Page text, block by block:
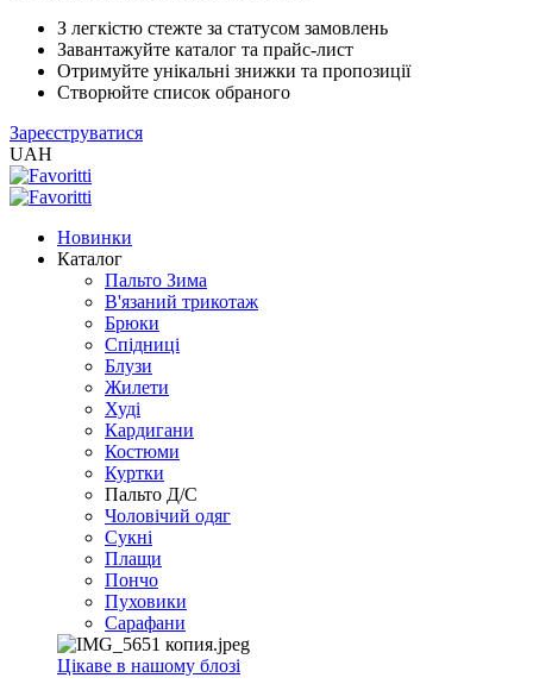
З легкістю стежте за статусом замовлень
Завантажуйте каталог та прайс-лист
Отримуйте унікальні знижки та пропозиції
Створюйте список обраного
Зареєструватися
UAH
Новинки
Каталог
Пальто Зима
В'язаний трикотаж
Брюки
Спідниці
Блузи
Жилети
Худі
Кардигани
Костюми
Куртки
Пальто Д/С
Чоловічий одяг
Сукні
Плащи
Пончо
Пуховики
Сарафани
Цікаве в нашому блозі
(Розн.)
XLS
EXCEL
2005
(Опт)
XLSX